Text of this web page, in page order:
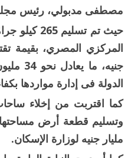
مصطفى مدبولي، رئيس مجلس
حيث تم تسليم
جنيه، ما
الدولة فى إدارة مواردها
مليار جنيه لوزارة الإسكان.